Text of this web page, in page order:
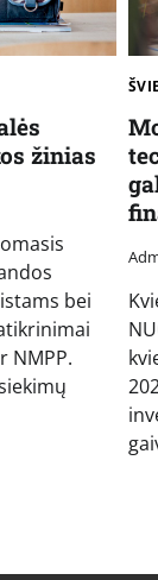
žinias
bei
NMPP.